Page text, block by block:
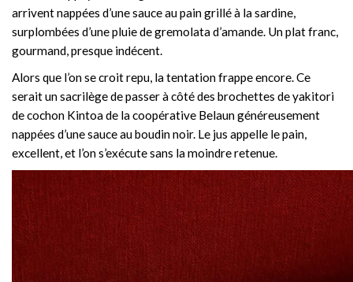
arrivent nappées d’une sauce au pain grillé à la sardine,
surplombées d’une pluie de gremolata d’amande. Un plat franc,
gourmand, presque indécent.
Alors que l’on se croit repu, la tentation frappe encore. Ce
serait un sacrilège de passer à côté des brochettes de yakitori
de cochon Kintoa de la coopérative Belaun généreusement
nappées d’une sauce au boudin noir. Le jus appelle le pain,
excellent, et l’on s’exécute sans la moindre retenue.